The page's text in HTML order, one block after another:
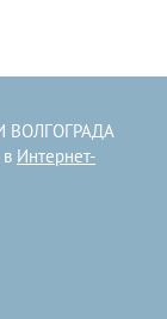
Интернет-